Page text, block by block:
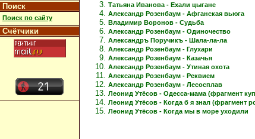
Поиск
Поиск по сайту
Счётчики
Татьяна Иванова - Ехали цыгане
Александр Розенбаум - Афганская вьюга
Владимир Воронов - Судьба
Александр Розенбаум - Одиночество
Александръ Поручикъ - Шала-ла-ла
Александр Розенбаум - Глухари
Александр Розенбаум - Казачья
Александр Розенбаум - Утиная охота
Александр Розенбаум - Реквием
Александр Розенбаум - Лесосплав
Леонид Утёсов - Одесса-мама (фрагмент
Леонид Утёсов - Когда б я знал (фрагмент
Леонид Утёсов - Когда мы в море уходили